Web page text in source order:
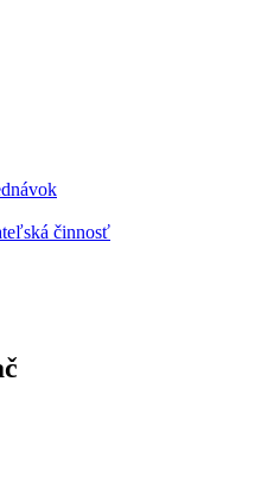
činnosť